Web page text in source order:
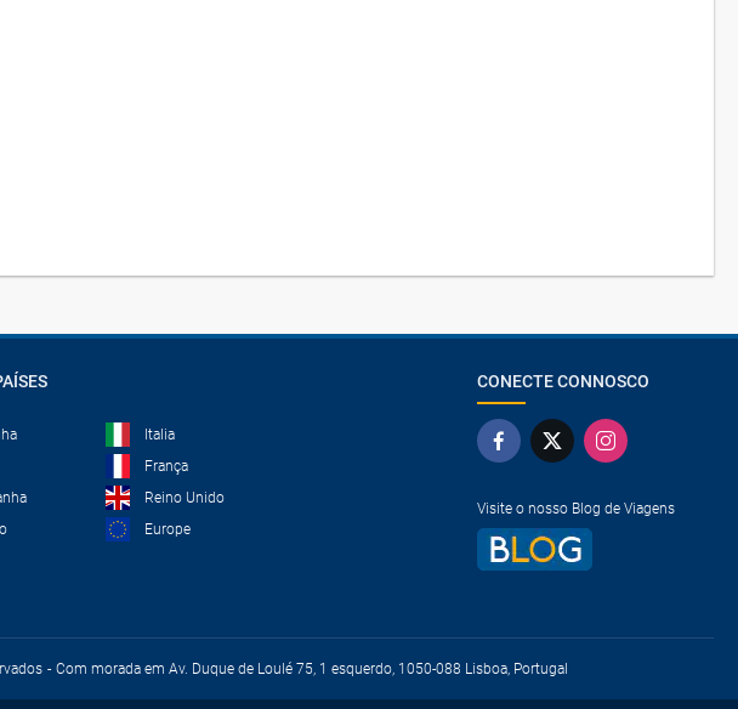
Italia
França
Reino Unido
Europe
CONECTE CONNOSCO
Visite o nosso Blog de Viagens
Com morada em Av. Duque de Loulé 75, 1 esquerdo, 1050-088 Lisboa, Portugal